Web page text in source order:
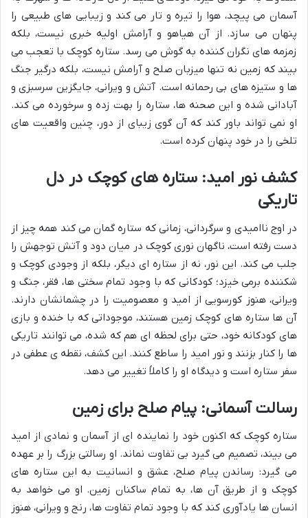
آسمان می پیچد، هوا را تیره و تار می کند و زیبایی های طبیعی را
پنهان می سازد. از آن هیاهو و آرامش اولیه خبری نیست، بلکه
زمزمه های نگران کننده به گوش می رسد. ستاره کوچک با تعجب می
بیند که زمین نه تنها میزبان صلح و آرامش نیست، بلکه درگیر جنگ
ها و ستیزه های بی رحمانه است. آتش و ویرانی، جایگزین سرسبزی و
آبادانی شده و این صحنه ها، ستاره را بهت زده و سرخورده می کند.
او نمی تواند باور کند که آن گوی زیبای از دور، چنین واقعیت های
تلخی را در خود پنهان کرده است.
کشف نور امید: ستاره های کوچک در دل
تاریکی
در اوج ناامیدی و سرگردانی، زمانی که ستاره گمان می کند همه چیز از
دست رفته است، ناگهان نوری کوچک در میان دود و آتش توجهش را
جلب می کند. این نور، نه از ستاره ای دیگر، بلکه از وجودی کوچک و
شکننده برمی خیزد؛ کودکانی که با وجود تمام سختی ها، فقر، جنگ و
ویرانی، هنوز کورسویی از امید و معصومیت را در چشمانشان دارند.
آن ها ستاره های کوچک زمین هستند، موجوداتی که با خنده و بازی
های کودکانه خود، حتی برای لحظه ای هم که شده، می توانند تاریکی
ها را کنار بزنند و نور امید را ساطع کنند. این کشف، نقطه ی عطفی در
سفر ستاره است و دیدگاه او را کاملاً تغییر می دهد.
رسالت آسمانی: پیام صلح برای زمین
ستاره کوچک که اکنون خود را نماینده ای از آسمان و نمادی از امید
می بیند، تصمیم می گیرد بی تفاوت نماند. او رسالتی بزرگ را بر عهده
می گیرد: رساندن پیام صلح، عشق و انسانیت به این ستاره های
کوچک و از طریق آن ها، به تمام ساکنان زمین. او می خواهد به
انسان ها یادآوری کند که با وجود تمام تفاوت ها، رنج و ویرانی، هنوز